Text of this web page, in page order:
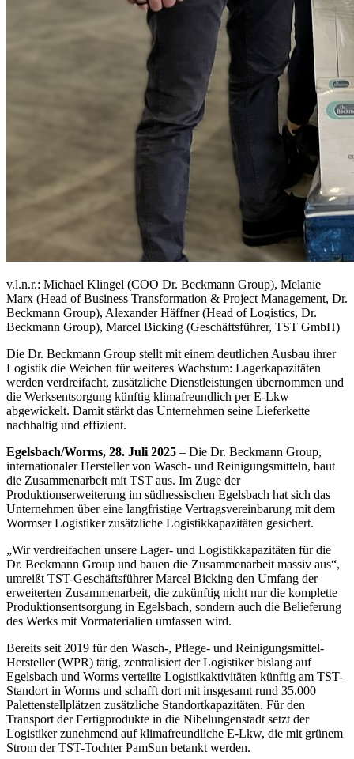
v.l.n.r.: Michael Klingel (COO Dr. Beckmann Group), Melanie
Marx (Head of Business Transformation & Project Management, Dr.
Beckmann Group), Alexander Häffner (Head of Logistics, Dr.
Beckmann Group), Marcel Bicking (Geschäftsführer, TST GmbH)
Die Dr. Beckmann Group stellt mit einem deutlichen Ausbau ihrer
Logistik die Weichen für weiteres Wachstum: Lagerkapazitäten
werden verdreifacht, zusätzliche Dienstleistungen übernommen und
die Werksentsorgung künftig klimafreundlich per E-Lkw
abgewickelt. Damit stärkt das Unternehmen seine Lieferkette
nachhaltig und effizient.
Egelsbach/Worms, 28. Juli 2025 – Die Dr. Beckmann Group,
internationaler Hersteller von Wasch- und Reinigungsmitteln, baut
die Zusammenarbeit mit TST aus. Im Zuge der
Produktionserweiterung im südhessischen Egelsbach hat sich das
Unternehmen über eine langfristige Vertragsvereinbarung mit dem
Wormser Logistiker zusätzliche Logistikkapazitäten gesichert.
„Wir verdreifachen unsere Lager- und Logistikkapazitäten für die
Dr. Beckmann Group und bauen die Zusammenarbeit massiv aus“,
umreißt TST-Geschäftsführer Marcel Bicking den Umfang der
erweiterten Zusammenarbeit, die zukünftig nicht nur die komplette
Produktionsentsorgung in Egelsbach, sondern auch die Belieferung
des Werks mit Vormaterialien umfassen wird.
Bereits seit 2019 für den Wasch-, Pflege- und Reinigungsmittel-
Hersteller (WPR) tätig, zentralisiert der Logistiker bislang auf
Egelsbach und Worms verteilte Logistikaktivitäten künftig am TST-
Standort in Worms und schafft dort mit insgesamt rund 35.000
Palettenstellplätzen zusätzliche Standortkapazitäten. Für den
Transport der Fertigprodukte in die Nibelungenstadt setzt der
Logistiker zunehmend auf klimafreundliche E-Lkw, die mit grünem
Strom der TST-Tochter PamSun betankt werden.